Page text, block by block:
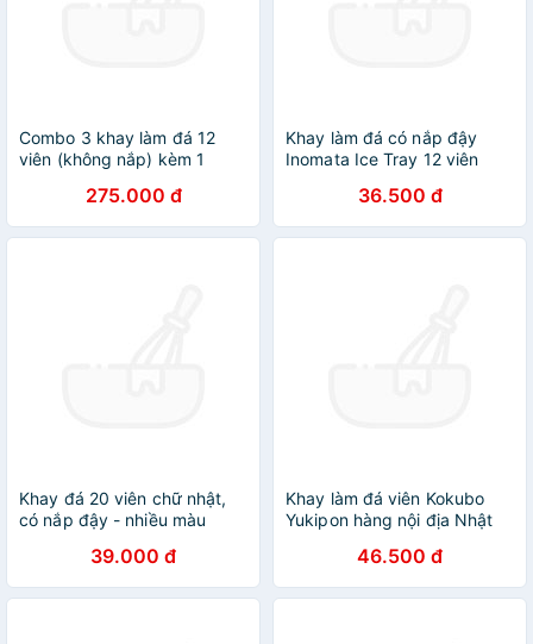
Combo 3 khay làm đá 12
viên (không nắp) kèm 1
10x15cm275.000 đ
Khay làm đá có nắp đậy
Inomata Ice Tray 12 viên
36.500 đ
Khay đá 20 viên chữ nhật,
có nắp đậy - nhiều màu
39.000 đ
Khay làm đá viên Kokubo
Yukipon hàng nội địa Nhật
46.500 đ